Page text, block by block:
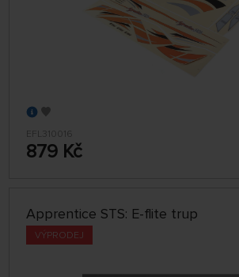
EFL310016
879 Kč
Apprentice STS: E-flite trup
VÝPRODEJ